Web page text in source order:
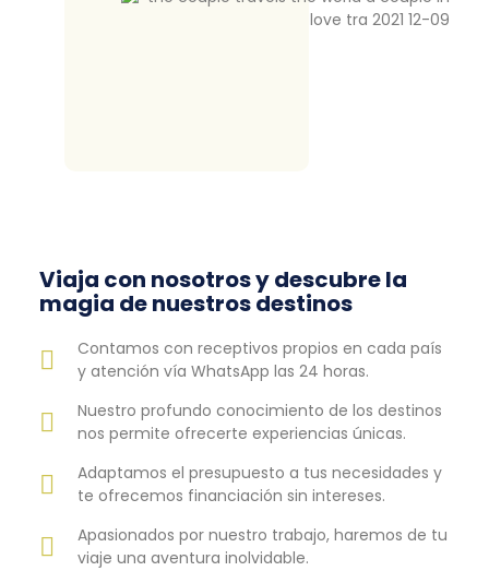
Viaja con nosotros y descubre la
magia de nuestros destinos
Contamos con receptivos propios en cada país
y atención vía WhatsApp las 24 horas.
Nuestro profundo conocimiento de los destinos
nos permite ofrecerte experiencias únicas.
Adaptamos el presupuesto a tus necesidades y
te ofrecemos financiación sin intereses.
Apasionados por nuestro trabajo, haremos de tu
viaje una aventura inolvidable.